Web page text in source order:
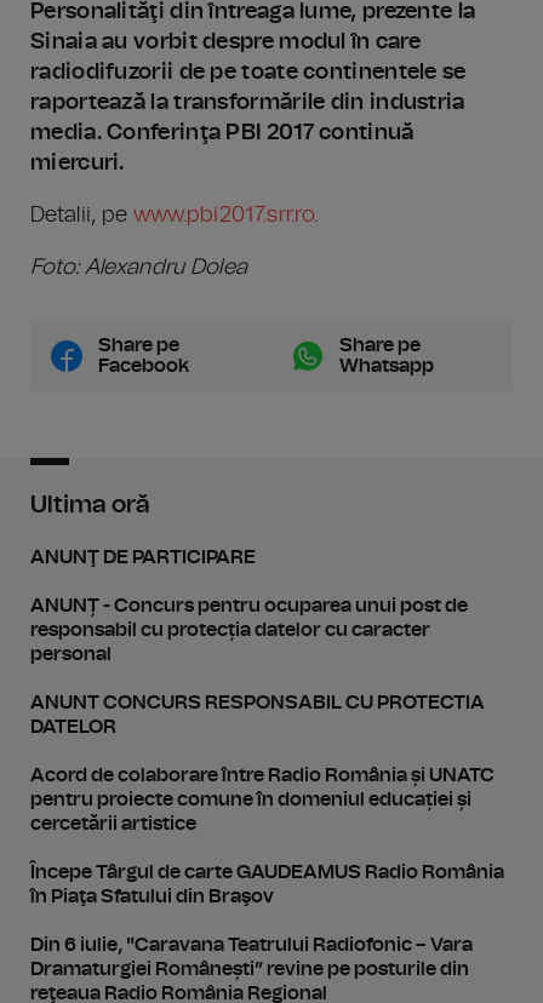
Personalităţi din întreaga lume, prezente la
Sinaia au vorbit despre modul în care
radiodifuzorii de pe toate continentele se
raportează la transformările din industria
media. Conferinţa PBI 2017 continuă
miercuri.
Detalii, pe www.pbi2017.srr.ro.
Foto: Alexandru Dolea
Share pe
Facebook
Share pe
Whatsapp
Ultima oră
ANUNŢ DE PARTICIPARE
ANUNȚ - Concurs pentru ocuparea unui post de
responsabil cu protecția datelor cu caracter
personal
ANUNT CONCURS RESPONSABIL CU PROTECTIA
DATELOR
Acord de colaborare între Radio România și UNATC
pentru proiecte comune în domeniul educației și
cercetării artistice
Începe Târgul de carte GAUDEAMUS Radio România
în Piaţa Sfatului din Braşov
Din 6 iulie, "Caravana Teatrului Radiofonic – Vara
Dramaturgiei Românești” revine pe posturile din
reţeaua Radio România Regional